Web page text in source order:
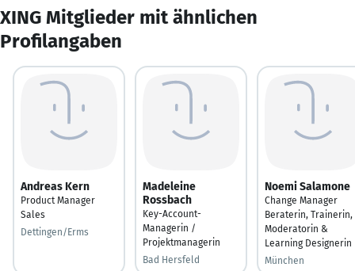
XING Mitglieder mit ähnlichen
Profilangaben
Andreas Kern
Product Manager
Sales
Dettingen/Erms
Madeleine
Rossbach
Key-Account-
Managerin /
Projektmanagerin
Bad Hersfeld
Noemi Salamone
Change Manager
Beraterin, Trainerin,
Moderatorin &
Learning Designerin
München